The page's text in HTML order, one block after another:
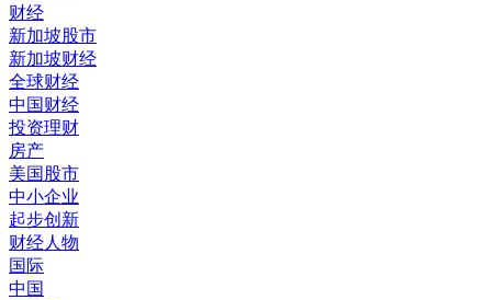
财经
新加坡股市
新加坡财经
全球财经
中国财经
投资理财
房产
美国股市
中小企业
起步创新
财经人物
国际
中国